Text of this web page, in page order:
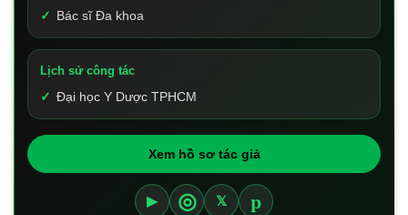
Bác sĩ Đa khoa
Lịch sử công tác
Đại học Y Dược TPHCM
Xem hồ sơ tác giả
▶ ◎ 𝕏 p